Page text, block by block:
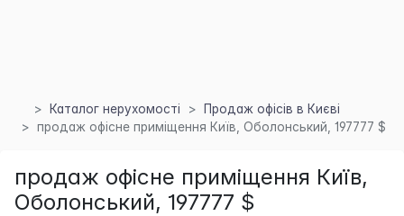
Каталог нерухомості
Продаж офісів в Києві
продаж офісне приміщення Київ, Оболонський, 197777 $
продаж офісне приміщення Київ,
Оболонський, 197777 $